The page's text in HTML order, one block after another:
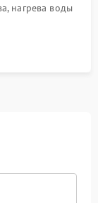
нагрева воды
шумов,
поддоне.